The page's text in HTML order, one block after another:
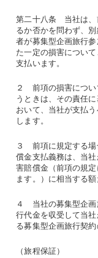
第二十八条 当社は、
るか否かを問わず、
者が募集型企画旅行
た一定の損害につい
支払います。
２ 前項の損害につい
うときは、その責任
おいて、当社が支払
します。
３ 前項に規定する場
償金支払義務は、当
害賠償金（前項の規
ます。）に相当する
４ 当社の募集型企画
行代金を収受して当
る募集型企画旅行契
（旅程保証）